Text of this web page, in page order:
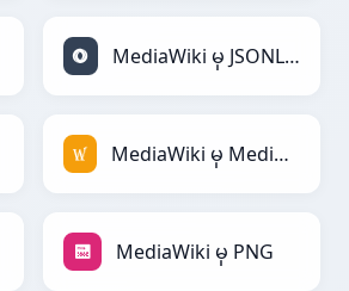
MediaWiki မှ JSONLines
MediaWiki မှ MediaWiki
MediaWiki မှ PNG